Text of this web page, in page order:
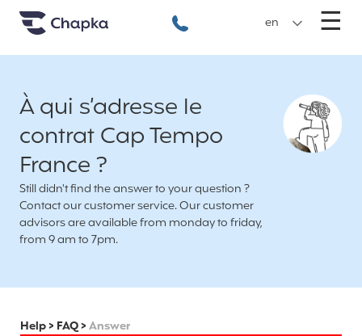
Chapka travel Insurance
+33 1 74 85 50 50
en ☰
À qui s’adresse le
contrat Cap Tempo
France ?
Still didn't find the answer to your question ?
Contact our customer service. Our customer
advisors are available from monday to friday,
from 9 am to 7pm.
Help> FAQ>Answer